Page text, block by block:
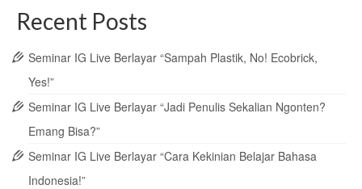
Recent Posts
Seminar IG Live Berlayar “Sampah Plastik, No! Ecobrick,
Yes!”
Seminar IG Live Berlayar “Jadi Penulis Sekalian Ngonten?
Emang Bisa?”
Seminar IG Live Berlayar “Cara Kekinian Belajar Bahasa
Indonesia!”